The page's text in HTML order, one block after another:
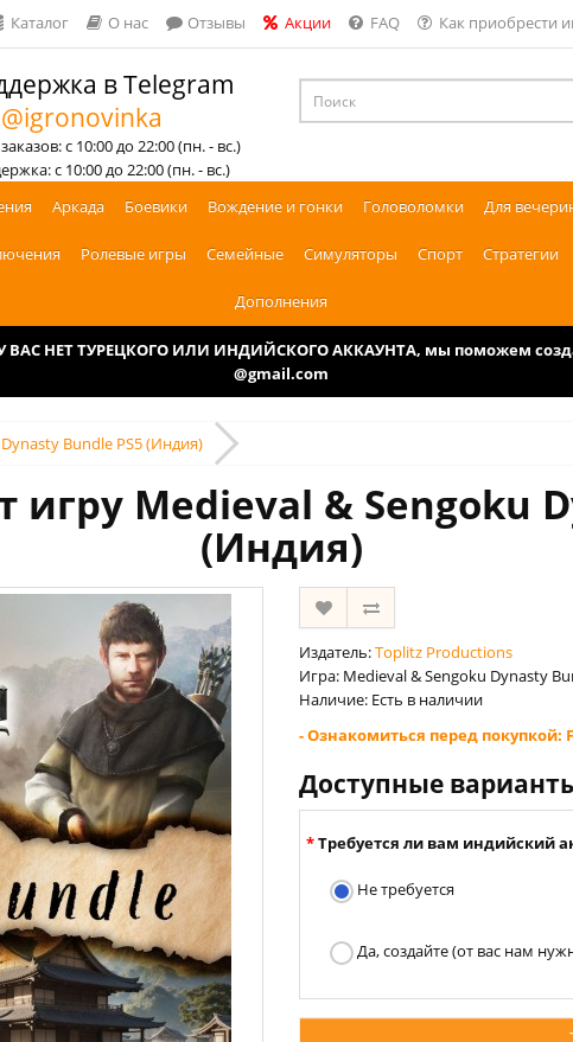
Каталог О нас Отзывы Акции FAQ Как приобрести
в Telegram
@igronovinka
с 10:00 до 22:00 (пн. - вс.)
с 10:00 до 22:00 (пн. - вс.)
Аркада Боевики Вождение и гонки Головоломки Для
Ролевые игры Семейные Симуляторы Спорт Стратегии
Дополнения
ВАС НЕТ ТУРЕЦКОГО ИЛИ ИНДИЙСКОГО АККАУНТА, мы поможем
@gmail.com
Bundle PS5 (Индия)
игру Medieval & Sengoku
(Индия)
Издатель:Toplitz Productions
Игра: Medieval & Sengoku Dynasty
Наличие: Есть в наличии
- Ознакомиться перед покупкой:
Доступные
Требуется ли вам индийский
Не требуется
Да, создайте (от вас нам